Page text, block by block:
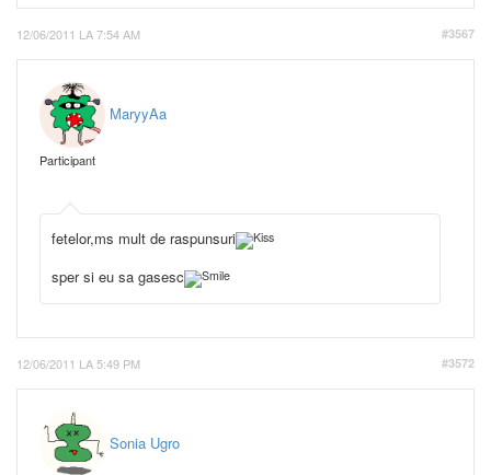
12/06/2011 LA 7:54 AM #3567
MaryyAa
Participant
fetelor,ms mult de raspunsuri
sper si eu sa gasesc
12/06/2011 LA 5:49 PM #3572
Sonia Ugro